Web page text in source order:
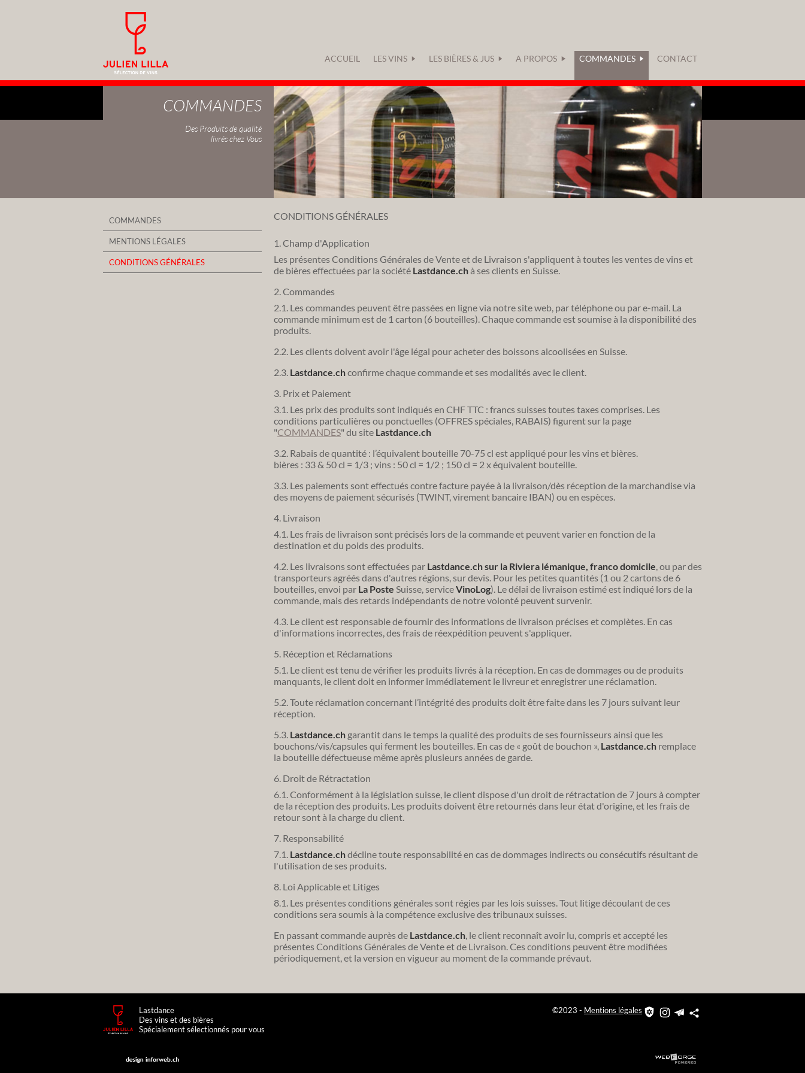
ACCUEIL LES VINS LES BIÈRES & JUS A PROPOS COMMANDES CONTACT
COMMANDES
Des Produits de qualité
livrés chez Vous
COMMANDES
MENTIONS LÉGALES
CONDITIONS GÉNÉRALES
CONDITIONS GÉNÉRALES
1. Champ d'Application
Les présentes Conditions Générales de Vente et de Livraison s'appliquent à toutes les ventes de vins et
de bières effectuées par la société Lastdance.chà ses clients en Suisse.
2. Commandes
2.1. Les commandes peuvent être passées en ligne via notre site web, par téléphone ou par e-mail. La
commande minimum est de 1 carton (6 bouteilles). Chaque commande est soumise à la disponibilité des
produits.
2.2. Les clients doivent avoir l'âge légal pour acheter des boissons alcoolisées en Suisse.
2.3. Lastdance.chconfirme chaque commande et ses modalités avec le client.
3. Prix et Paiement
3.1. Les prix des produits sont indiqués en CHF TTC : francs suisses toutes taxes comprises. Les
conditions particulières ou ponctuelles (OFFRES spéciales, RABAIS) figurent sur la page
"COMMANDES" du site Lastdance.ch
3.2. Rabais de quantité : l’équivalent bouteille 70-75 cl est appliqué pour les vins et bières.
bières : 33 & 50 cl = 1/3 ; vins : 50 cl = 1/2 ; 150 cl = 2 x équivalent bouteille.
3.3. Les paiements sont effectués contre facture payée à la livraison/dès réception de la marchandise via
des moyens de paiement sécurisés (TWINT, virement bancaire IBAN) ou en espèces.
4. Livraison
4.1. Les frais de livraison sont précisés lors de la commande et peuvent varier en fonction de la
destination et du poids des produits.
4.2. Les livraisons sont effectuées par Lastdance.ch sur la Riviera lémanique, franco domicile , ou par des
transporteurs agréés dans d'autres régions, sur devis. Pour les petites quantités (1 ou 2 cartons de 6
bouteilles, envoi par La Poste Suisse, serviceVinoLog). Le délai de livraison estimé est indiqué lors de la
commande, mais des retards indépendants de notre volonté peuvent survenir.
4.3. Le client est responsable de fournir des informations de livraison précises et complètes. En cas
d'informations incorrectes, des frais de réexpédition peuvent s'appliquer.
5. Réception et Réclamations
5.1. Le client est tenu de vérifier les produits livrés à la réception. En cas de dommages ou de produits
manquants, le client doit en informer immédiatement le livreur et enregistrer une réclamation.
5.2. Toute réclamation concernant l’intégrité des produits doit être faite dans les 7 jours suivant leur
réception.
5.3. Lastdance.ch garantit dans le temps la qualité des produits de ses fournisseurs ainsi que les
bouchons/vis/capsules qui ferment les bouteilles. En cas de « goût de bouchon », Lastdance.ch remplace
la bouteille défectueuse même après plusieurs années de garde.
6. Droit de Rétractation
6.1. Conformément à la législation suisse, le client dispose d'un droit de rétractation de 7 jours à compter
de la réception des produits. Les produits doivent être retournés dans leur état d'origine, et les frais de
retour sont à la charge du client.
7. Responsabilité
7.1. Lastdance.chdécline toute responsabilité en cas de dommages indirects ou consécutifs résultant de
l'utilisation de ses produits.
8. Loi Applicable et Litiges
8.1. Les présentes conditions générales sont régies par les lois suisses. Tout litige découlant de ces
conditions sera soumis à la compétence exclusive des tribunaux suisses.
En passant commande auprès de Lastdance.ch , le client reconnaît avoir lu, compris et accepté les
présentes Conditions Générales de Vente et de Livraison. Ces conditions peuvent être modifiées
périodiquement, et la version en vigueur au moment de la commande prévaut.
Lastdance
Des vins et des bières
Spécialement sélectionnés pour vous
©2023 - Mentions légales